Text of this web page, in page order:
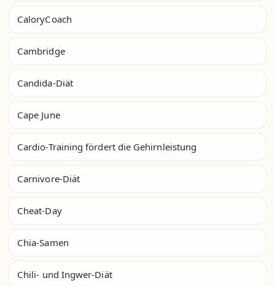
CaloryCoach
Cambridge
Candida-Diät
Cape June
Cardio-Training fördert die Gehirnleistung
Carnivore-Diät
Cheat-Day
Chia-Samen
Chili- und Ingwer-Diät